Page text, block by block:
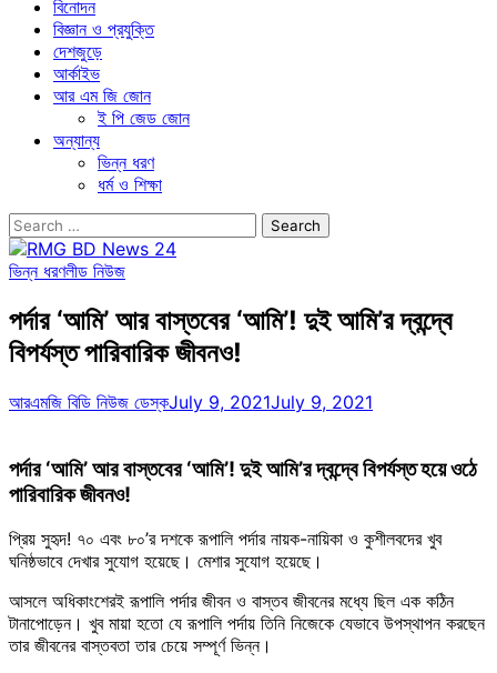
বিনোদন
বিজ্ঞান ও প্রযুক্তি
দেশজুড়ে
আর্কাইভ
আর এম জি জোন
ই পি জেড জোন
অন্যান্য
ভিন্ন ধরণ
ধর্ম ও শিক্ষা
Search
for:
ভিন্ন ধরণলীড নিউজ
পর্দার ‘আমি’ আর বাস্তবের ‘আমি’! দুই আমি’র দ্বন্দ্বে
বিপর্যস্ত পারিবারিক জীবনও!
আরএমজি বিডি নিউজ ডেস্কJuly 9, 2021July 9, 2021
পর্দার ‘আমি’ আর বাস্তবের ‘আমি’! দুই আমি’র দ্বন্দ্বে বিপর্যস্ত হয়ে ওঠে
পারিবারিক জীবনও!
প্রিয় সুহৃদ! ৭০ এবং ৮০’র দশকে রূপালি পর্দার নায়ক-নায়িকা ও কুশীলবদের খুব
ঘনিষ্ঠভাবে দেখার সুযোগ হয়েছে। মেশার সুযোগ হয়েছে।
আসলে অধিকাংশেরই রূপালি পর্দার জীবন ও বাস্তব জীবনের মধ্যে ছিল এক কঠিন
টানাপোড়েন। খুব মায়া হতো যে রূপালি পর্দায় তিনি নিজেকে যেভাবে উপস্থাপন করছেন
তার জীবনের বাস্তবতা তার চেয়ে সম্পূর্ণ ভিন্ন।